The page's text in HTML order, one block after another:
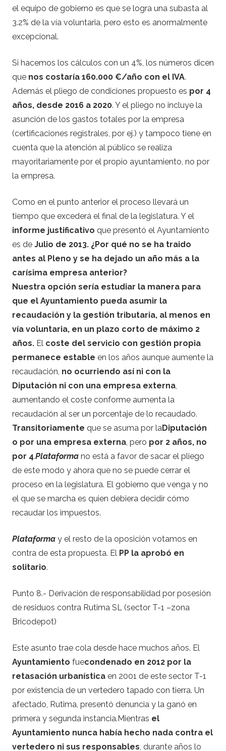
el equipo de gobierno es que se logra una subasta al
3.2% de la vía voluntaria, pero esto es anormalmente
excepcional.
Si hacemos los cálculos con un 4%, los números dicen
que nos costaría 160.000 €/año con el IVA.
Además el pliego de condiciones propuesto es por 4
años, desde 2016 a 2020. Y el pliego no incluye la
asunción de los gastos totales por la empresa
(certificaciones registrales, por ej.) y tampoco tiene en
cuenta que la atención al público se realiza
mayoritariamente por el propio ayuntamiento, no por
la empresa.
Como en el punto anterior el proceso llevará un
tiempo que excederá el final de la legislatura. Y el
informe justificativo que presentó el Ayuntamiento
es de Julio de 2013. ¿Por qué no se ha traido
antes al Pleno y se ha dejado un año más a la
carísima empresa anterior?
Nuestra opción sería estudiar la manera para
que el Ayuntamiento pueda asumir la
recaudación y la gestión tributaria, al menos en
vía voluntaria, en un plazo corto de máximo 2
años. El coste del servicio con gestión propia
permanece estable en los años aunque aumente la
recaudación, no ocurriendo así ni con la
Diputación ni con una empresa externa,
aumentando el coste conforme aumenta la
recaudación al ser un porcentaje de lo recaudado.
Transitoriamente que se asuma por laDiputación
o por una empresa externa, pero por 2 años, no
por 4.Plataforma no está a favor de sacar el pliego
de este modo y ahora que no se puede cerrar el
proceso en la legislatura. El gobierno que venga y no
el que se marcha es quien debiera decidir cómo
recaudar los impuestos.
Plataforma y el resto de la oposición votamos en
contra de esta propuesta. El PP la aprobó en
solitario.
Punto 8.- Derivación de responsabilidad por posesión
de residuos contra Rutima SL (sector T-1 –zona
Bricodepot)
Este asunto trae cola desde hace muchos años. El
Ayuntamiento fuecondenado en 2012 por la
retasación urbanística en 2001 de este sector T-1
por existencia de un vertedero tapado con tierra. Un
afectado, Rutima, presentó denuncia y la ganó en
primera y segunda instancia.Mientras el
Ayuntamiento nunca había hecho nada contra el
vertedero ni sus responsables, durante años lo